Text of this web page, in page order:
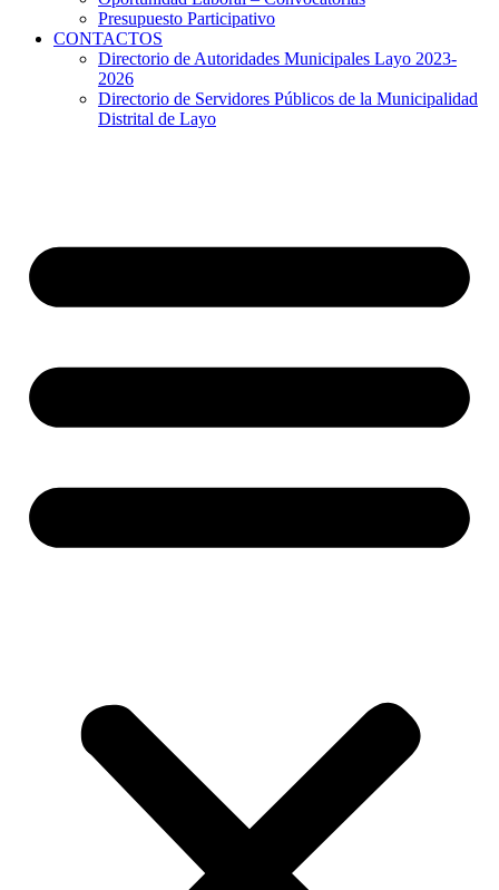
Presupuesto Participativo
CONTACTOS
Directorio de Autoridades Municipales Layo 2023-
2026
Directorio de Servidores Públicos de la Municipalidad
Distrital de Layo